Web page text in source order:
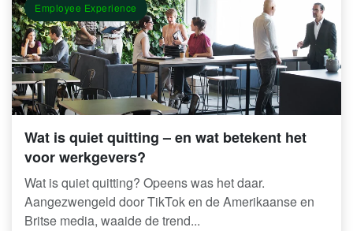
Employee Experience
Wat is quiet quitting – en wat betekent het
voor werkgevers?
Wat is quiet quitting? Opeens was het daar.
Aangezwengeld door TikTok en de Amerikaanse en
Britse media, waaide de trend...